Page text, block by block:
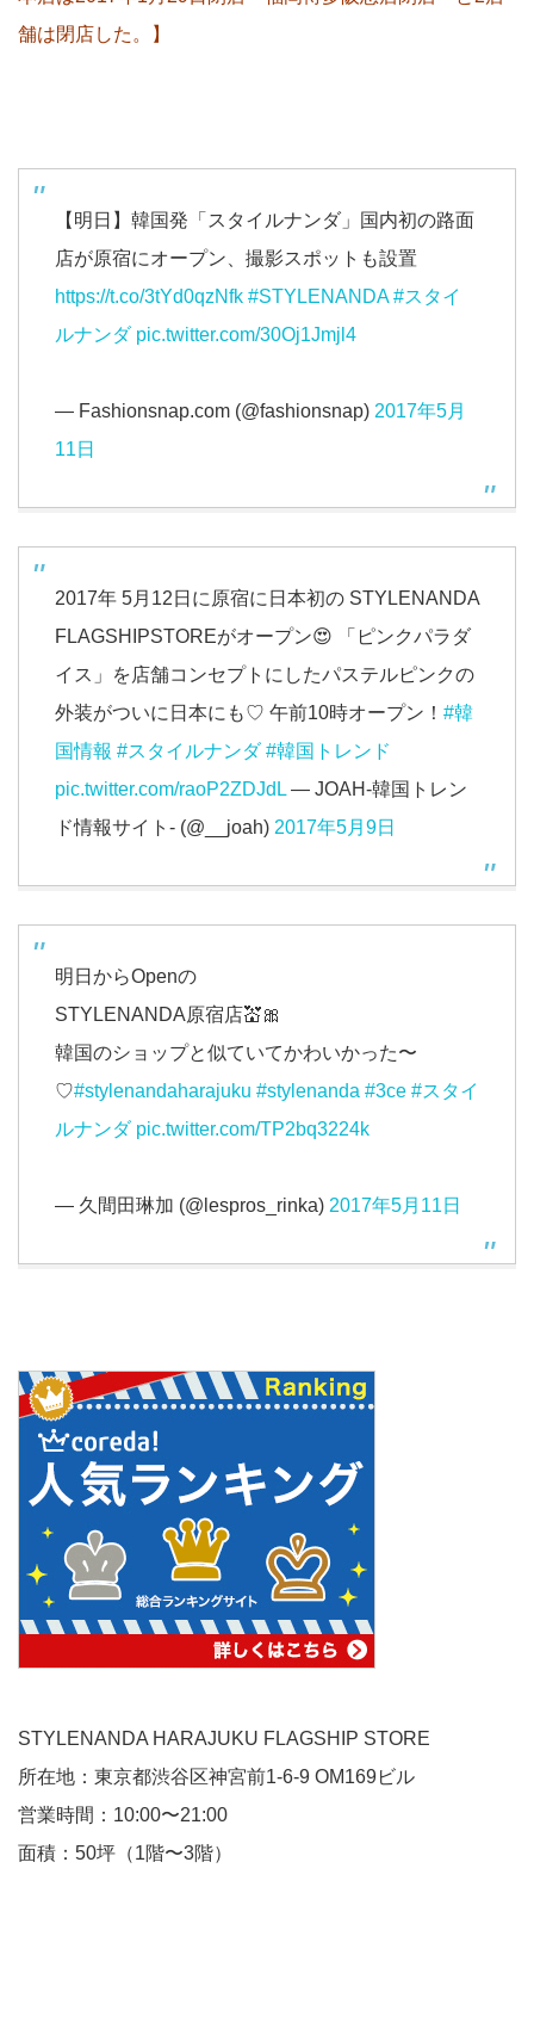
舗は閉店した。】
【明日】韓国発「スタイルナンダ」国内初の路面
店が原宿にオープン、撮影スポットも設置
https://t.co/3tYd0qzNfk #STYLENANDA #スタイ
ルナンダ pic.twitter.com/30Oj1Jmjl4
— Fashionsnap.com (@fashionsnap) 2017年5月
11日
2017年 5月12日に原宿に日本初の STYLENANDA
FLAGSHIPSTOREがオープン😍 「ピンクパラダ
イス」を店舗コンセプトにしたパステルピンクの
外装がついに日本にも♡ 午前10時オープン！ #韓
国情報 #スタイルナンダ #韓国トレンド
pic.twitter.com/raoP2ZDJdL — JOAH-韓国トレン
ド情報サイト- (@__joah) 2017年5月9日
明日からOpenの
STYLENANDA原宿店💒🎀
韓国のショップと似ていてかわいかった〜
♡#stylenandaharajuku #stylenanda #3ce #スタイ
ルナンダ pic.twitter.com/TP2bq3224k
— 久間田琳加 (@lespros_rinka) 2017年5月11日
STYLENANDA HARAJUKU FLAGSHIP STORE
所在地：東京都渋谷区神宮前1-6-9 OM169ビル
営業時間：10:00〜21:00
面積：50坪（1階〜3階）